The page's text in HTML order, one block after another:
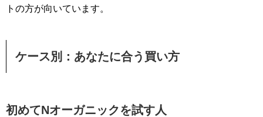
トの方が向いています。
ケース別：あなたに合う買い方
初めてNオーガニックを試す人